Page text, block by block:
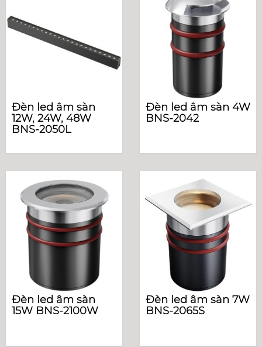
Đèn led âm sàn
12W, 24W, 48W
BNS-2050L
Đèn led âm sàn 4W
BNS-2042
Đèn led âm sàn
15W BNS-2100W
Đèn led âm sàn 7W
BNS-2065S